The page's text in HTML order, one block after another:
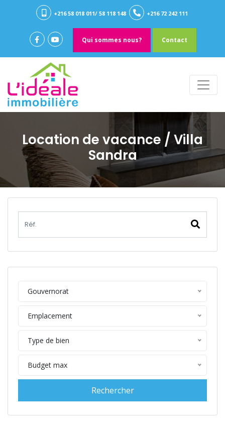
+216 58 018 011/ 58 118 148 +216 72 242 111
Qui sommes nous? Contact
Location de vacance / Villa
Sandra
Gouvernorat
Emplacement
Type de bien
Budget max